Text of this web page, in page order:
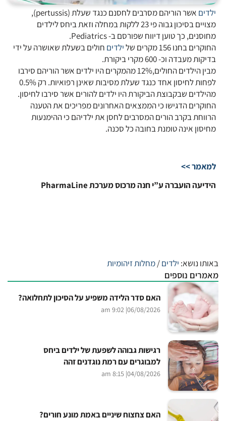
ילדים
אשר הוריהם מסרבים לחסנם כנגד שעלת (pertussis),
מצויים בסיכון גבוה פי 23 ללקות במחלה וזאת ביחס לילדים
מחוסנים, כך טוען דיווח שפורסם ב- Pediatrics.
החוקרים בחנו 156 מקרים של
ילדים חולים בשעלת שאושרה על ידי
בדיקות מעבדה וכ- 600 מקרי ביקורת.
מבין הילדים החולים,12% מהמקרים היו ילדים אשר הוריהם סירבו
לפחות לחיסון אחד כנגד שעלת מסיבות שאינן רפואיות. רק 0.5%
מהילדים שבקבוצת הביקורת היו ילדים להורים אשר סירבו לחיסון.
החוקרים הדגישו כי הממצאים האחרונים מפריכים את הטענה
הרווחת בקרב הורים המסרבים לחסן את ילדיהם כי ההימנעות
מחיסון אינה טומנת בחובה כל סכנה.
למאמר >>
הידיעה הועברה ע”י חנה מרכוס מערכת PharmaLine
באותו נושא: ילדים/מחלות זיהומיות
מאמרים נוספים
האם סדר הלידה משפיע על הסיכון לתחלואה?
06/08/2026
| 9:02 am
רגישות גבוהה לשפעת של ילדים ביחס
למבוגרים עם רמת נוגדנים זהה
04/08/2026
| 8:15 am
האם צחצוח שיניים באמת מונע חורים?